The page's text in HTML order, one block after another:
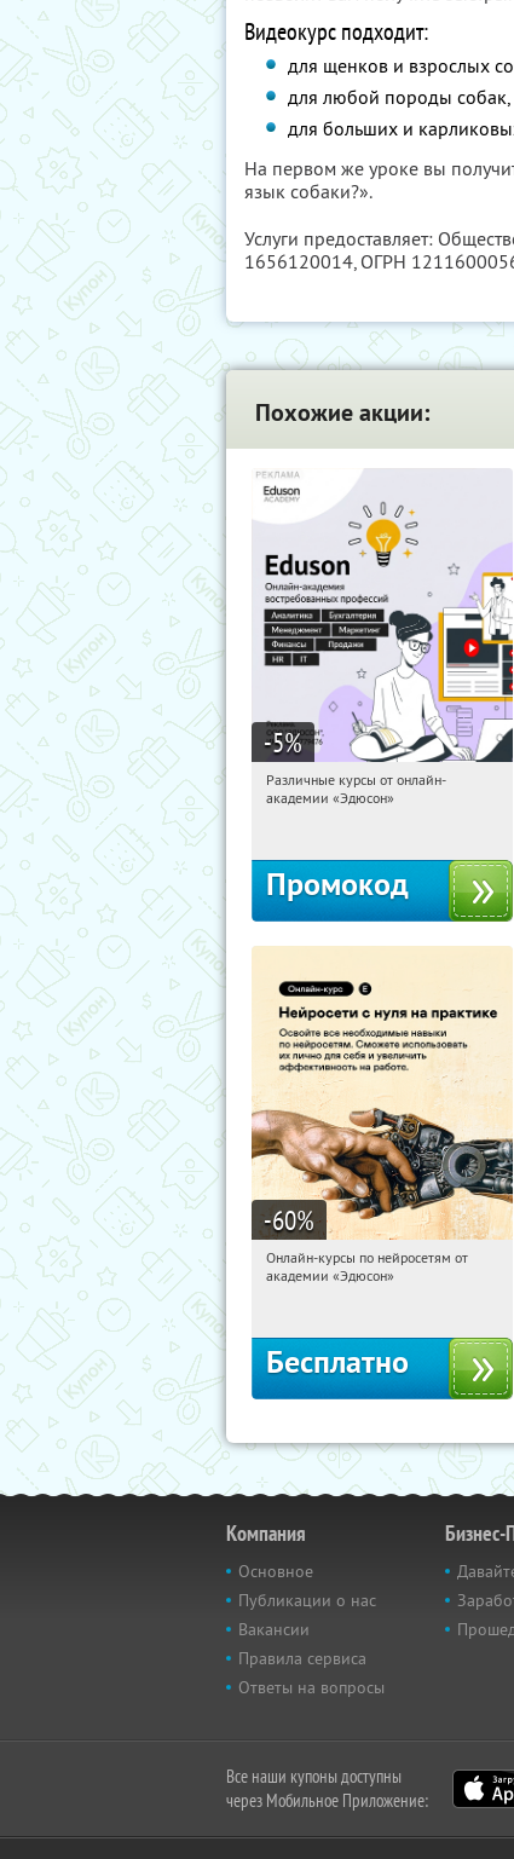
Видеокурс подходит:
для щенков и взрослых
для любой породы собак,
для больших и
На первом же уроке вы
язык собаки?».
Услуги предоставляет:
1656120014, ОГРН
Похожие акции:
-5%
12:49:44 Получили:
Различные курсы от онлайн-
академии «Эдюсон»
Промокод
-60%
12:49:44 Получили:
Онлайн-курсы по нейросетям от
академии «Эдюсон»
Бесплатно
Компания
Основное
Публикации о нас
Вакансии
Правила сервиса
Ответы на вопросы
Бизнес-
Все наши купоны доступны
через Мобильное Приложение: